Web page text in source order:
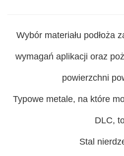
Wybór materiału podłoża
wymagań aplikacji oraz
powierzchni
Typowe metale, na które
DLC,
Stal